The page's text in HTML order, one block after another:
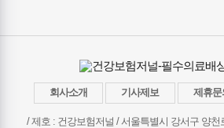
회사소개 기사제보 제휴문
/ 제호 : 건강보험저널 /서울특별시 강서구 양천